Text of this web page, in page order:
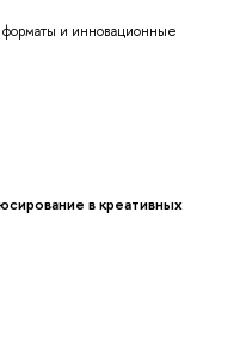
и инновационные
в креативных